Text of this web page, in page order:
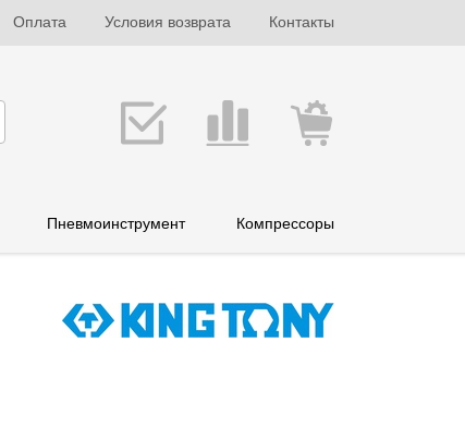
Оплата Условия возврата Контакты
Пневмоинструмент Компрессоры